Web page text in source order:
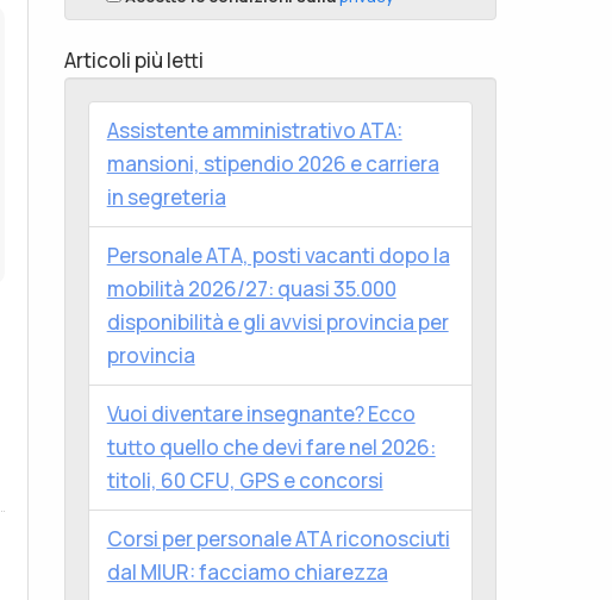
Articoli più letti
Assistente amministrativo ATA:
mansioni, stipendio 2026 e carriera
in segreteria
Personale ATA, posti vacanti dopo la
mobilità 2026/27: quasi 35.000
disponibilità e gli avvisi provincia per
provincia
Vuoi diventare insegnante? Ecco
tutto quello che devi fare nel 2026:
titoli, 60 CFU, GPS e concorsi
Corsi per personale ATA riconosciuti
dal MIUR: facciamo chiarezza